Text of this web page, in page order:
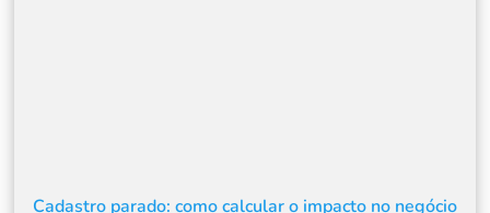
Cadastro parado: como calcular o impacto no negócio